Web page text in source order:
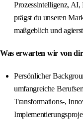
Prozessintelligenz,
prägst du unseren
maßgeblich und
Was erwarten wir von
Persönlicher
umfangreiche
Transformations-,